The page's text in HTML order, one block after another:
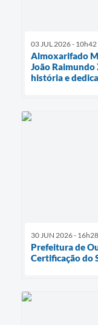
03 JUL 2026 - 10h42
Almoxarifado
João Raimundo
história e
30 JUN 2026 - 16h28
Prefeitura de
Certificação do